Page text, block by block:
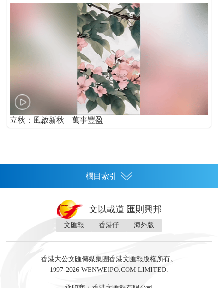
立秋：風啟新秋 萬事豐盈
欄目索引
灣區人
財經 地產 投資 財評 數字經濟
訪談 直播 經湋論
文以載道 匯則興邦
文匯報 香港仔 海外版
香港大公文匯傳媒集團香港文匯報版權所有。
1997-2026 WENWEIPO.COM LIMITED.